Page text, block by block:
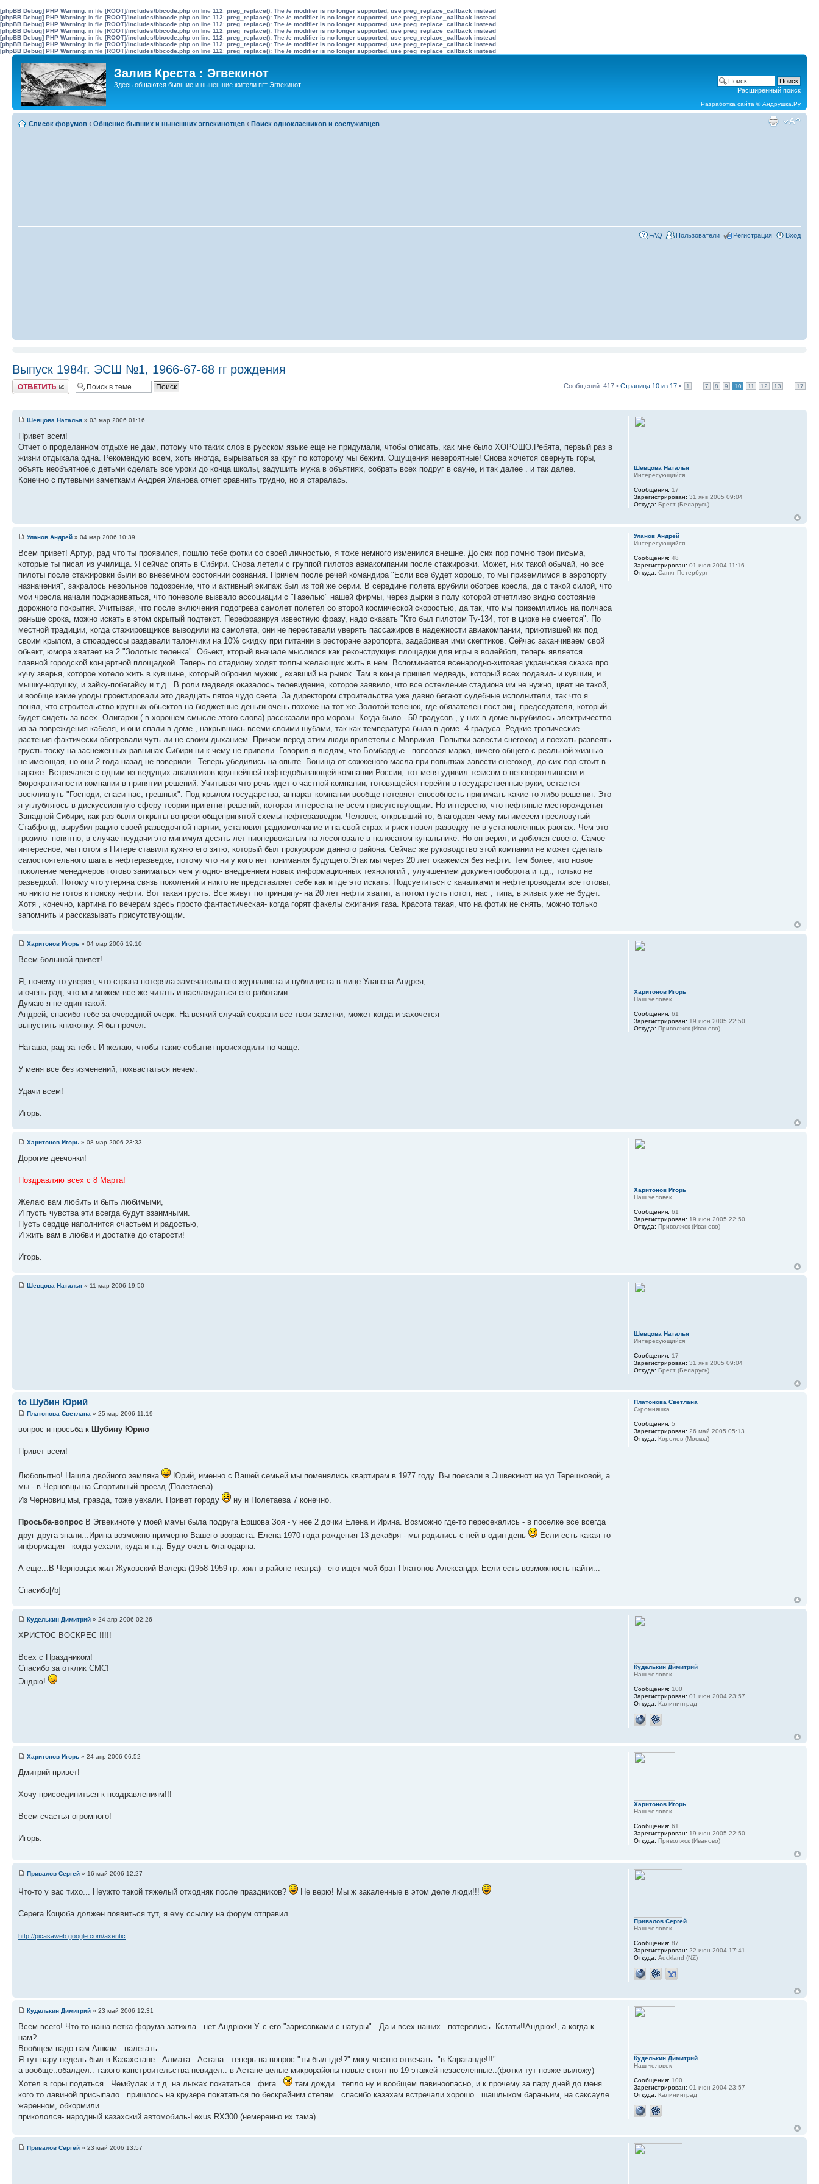
[phpBB Debug] PHP Warning: in file [ROOT]/includes/bbcode.php on line 112: preg_replace(): The /e modifier is no longer supported, use preg_replace_callback instead
[phpBB Debug] PHP Warning: in file [ROOT]/includes/bbcode.php on line 112: preg_replace(): The /e modifier is no longer supported, use preg_replace_callback instead
[phpBB Debug] PHP Warning: in file [ROOT]/includes/bbcode.php on line 112: preg_replace(): The /e modifier is no longer supported, use preg_replace_callback instead
[phpBB Debug] PHP Warning: in file [ROOT]/includes/bbcode.php on line 112: preg_replace(): The /e modifier is no longer supported, use preg_replace_callback instead
[phpBB Debug] PHP Warning: in file [ROOT]/includes/bbcode.php on line 112: preg_replace(): The /e modifier is no longer supported, use preg_replace_callback instead
[phpBB Debug] PHP Warning: in file [ROOT]/includes/bbcode.php on line 112: preg_replace(): The /e modifier is no longer supported, use preg_replace_callback instead
[phpBB Debug] PHP Warning: in file [ROOT]/includes/bbcode.php on line 112: preg_replace(): The /e modifier is no longer supported, use preg_replace_callback instead
Залив Креста : Эгвекинот
Здесь общаются бывшие и нынешние жители пгт Эгвекинот
Расширенный поиск
Разработка сайта ©Андрушка.Ру
Список форумов ‹ Общение бывших и нынешних эгвекинотцев ‹ Поиск однокласников и сослуживцев
FAQ Пользователи Регистрация Вход
Выпуск 1984г. ЭСШ №1, 1966-67-68 гг рождения
Ответить Сообщений: 417 • Страница 10 из 17 • 1 7 8 9 10 11 12 13 17
Шевцова Наталья » 03 мар 2006 01:16
Привет всем!
Отчет о проделанном отдыхе не дам, потому что таких слов в русском языке еще не придумали, чтобы описать, как мне было ХОРОШО.Ребята, первый раз в
жизни отдыхала одна. Рекомендую всем, хоть иногда, вырываться за круг по которому мы бежим. Ощущения невероятные! Снова хочется свернуть горы,
объять необъятное,с детьми сделать все уроки до конца школы, задушить мужа в объятиях, собрать всех подруг в сауне, и так далее . и так далее.
Конечно с путевыми заметками Андрея Уланова отчет сравнить трудно, но я старалась.
Шевцова Наталья
Интересующийся
Сообщения: 17
Зарегистрирован: 31 янв 2005 09:04
Откуда: Брест (Беларусь)
Уланов Андрей » 04 мар 2006 10:39
Всем привет! Артур, рад что ты проявился, пошлю тебе фотки со своей личностью, я тоже немного изменился внешне. До сих пор помню твои письма,
которые ты писал из училища. Я сейчас опять в Сибири. Снова летели с группой пилотов авиакомпании после стажировки. Может, них такой обычай, но все
пилоты после стажировки были во внеземном состоянии сознания. Причем после речей командира "Если все будет хорошо, то мы приземлимся в аэропорту
назначения", закралось невольное подозрение, что и активный экипаж был из той же серии. В середине полета врубили обогрев кресла, да с такой силой, что
мои чресла начали поджариваться, что поневоле вызвало ассоциации с "Газелью" нашей фирмы, через дырки в полу которой отчетливо видно состояние
дорожного покрытия. Учитывая, что после включения подогрева самолет полетел со второй космической скоростью, да так, что мы приземлились на полчаса
раньше срока, можно искать в этом скрытый подтекст. Перефразируя известную фразу, надо сказать "Кто был пилотом Ту-134, тот в цирке не смеется". По
местной традиции, когда стажировщиков выводили из самолета, они не переставали уверять пассажиров в надежности авиакомпании, приютившей их под
своим крылом, а стюардессы раздавали талончики на 10% скидку при питании в ресторане аэропорта, задабривая ими скептиков. Сейчас заканчиваем свой
обьект, юмора хватает на 2 "Золотых теленка". Обьект, кторый вначале мыслился как реконструкция площадки для игры в волейбол, теперь является
главной городской концертной площадкой. Теперь по стадиону ходят толпы желающих жить в нем. Вспоминается всенародно-хитовая украинская сказка про
кучу зверья, которое хотело жить в кувшине, который обронил мужик , ехавший на рынок. Там в конце пришел медведь, который всех подавил- и кувшин, и
мышку-норушку, и зайку-побегайку и т.д.. В роли медведя оказалось телевидение, которое заявило, что все остекление стадиона им не нужно, цвет не такой,
и вообще какие уроды проектировали это двадцать пятое чудо света. За директором строительства уже давно бегают судебные исполнители, так что я
понял, что строительство крупных обьектов на бюджетные деньги очень похоже на тот же Золотой теленок, где обязателен пост зиц- председателя, который
будет сидеть за всех. Олигархи ( в хорошем смысле этого слова) рассказали про морозы. Когда было - 50 градусов , у них в доме вырубилось электричество
из-за повреждения кабеля, и они спали в доме , накрывшись всеми своими шубами, так как температура была в доме -4 градуса. Редкие тропические
растения фактически обогревали чуть ли не своим дыханием. Причем перед этим люди прилетели с Маврикия. Попытки завести снегоход и поехать развеять
грусть-тоску на заснеженных равнинах Сибири ни к чему не привели. Говорил я людям, что Бомбардье - попсовая марка, ничего общего с реальной жизнью
не имеющая, но они 2 года назад не поверили . Теперь убедились на опыте. Вонища от сожженого масла при попытках завести снегоход, до сих пор стоит в
гараже. Встречался с одним из ведущих аналитиков крупнейшей нефтедобывающей компании России, тот меня удивил тезисом о неповоротливости и
бюрократичности компании в принятии решений. Учитывая что речь идет о частной компании, готовящейся перейти в государственные руки, остается
воскликнуть "Господи, спаси нас, грешных". Под крылом государства, аппарат компании вообще потеряет способность принимать какие-то либо решения. Это
я углубляюсь в дискуссионную сферу теории принятия решений, которая интересна не всем присутствующим. Но интересно, что нефтяные месторождения
Западной Сибири, как раз были открыты вопреки общепринятой схемы нефтеразведки. Человек, открывший то, благодаря чему мы имееем пресловутый
Стабфонд, вырубил рацию своей разведочной партии, установил радиомолчание и на свой страх и риск повел разведку не в установленных раонах. Чем это
грозило- понятно, в случае неудачи это минимум десять лет пионервожатым на лесоповале в полосатом купальнике. Но он верил, и добился своего. Самое
интересное, мы потом в Питере ставили кухню его зятю, который был прокурором данного района. Сейчас же руководство этой компании не может сделать
самостоятельного шага в нефтеразведке, потому что ни у кого нет понимания будущего.Этак мы через 20 лет окажемся без нефти. Тем более, что новое
поколение менеджеров готово заниматься чем угодно- внедрением новых информационных технологий , улучшением документооборота и т.д., только не
разведкой. Потому что утеряна связь поколений и никто не представляет себе как и где это искать. Подсуетиться с качалками и нефтепроводами все готовы,
но никто не готов к поиску нефти. Вот такая грусть. Все живут по принципу- на 20 лет нефти хватит, а потом пусть потоп, нас , типа, в живых уже не будет.
Хотя , конечно, картина по вечерам здесь просто фантастическая- когда горят факелы сжигания газа. Красота такая, что на фотик не снять, можно только
запомнить и рассказывать присутствующим.
Уланов Андрей
Интересующийся
Сообщения: 48
Зарегистрирован: 01 июл 2004 11:16
Откуда: Санкт-Петербург
Харитонов Игорь » 04 мар 2006 19:10
Всем большой привет!
Я, почему-то уверен, что страна потеряла замечательного журналиста и публициста в лице Уланова Андрея,
и очень рад, что мы можем все же читать и наслаждаться его работами.
Думаю я не один такой.
Андрей, спасибо тебе за очередной очерк. На всякий случай сохрани все твои заметки, может когда и захочется
выпустить книжонку. Я бы прочел.
Наташа, рад за тебя. И желаю, чтобы такие события происходили по чаще.
У меня все без изменений, похвастаться нечем.
Удачи всем!
Игорь.
Харитонов Игорь
Наш человек
Сообщения: 61
Зарегистрирован: 19 июн 2005 22:50
Откуда: Приволжск (Иваново)
Харитонов Игорь » 08 мар 2006 23:33
Дорогие девчонки!
Поздравляю всех с 8 Марта!
Желаю вам любить и быть любимыми,
И пусть чувства эти всегда будут взаимными.
Пусть сердце наполнится счастьем и радостью,
И жить вам в любви и достатке до старости!
Игорь.
Харитонов Игорь
Наш человек
Сообщения: 61
Зарегистрирован: 19 июн 2005 22:50
Откуда: Приволжск (Иваново)
Шевцова Наталья » 11 мар 2006 19:50
Шевцова Наталья
Интересующийся
Сообщения: 17
Зарегистрирован: 31 янв 2005 09:04
Откуда: Брест (Беларусь)
to Шубин Юрий
Платонова Светлана » 25 мар 2006 11:19
вопрос и просьба к Шубину Юрию
Привет всем!
Любопытно! Нашла двойного земляка
Юрий, именно с Вашей семьей мы поменялись квартирам в 1977 году. Вы поехали в Эшвекинот на ул.Терешковой, а
мы - в Черновцы на Спортивный проезд (Полетаева).
Из Черновиц мы, правда, тоже уехали. Привет городу
ну и Полетаева 7 конечно.
Просьба-вопрос В Эгвекиноте у моей мамы была подруга Ершова Зоя - у нее 2 дочки Елена и Ирина. Возможно где-то пересекались - в поселке все всегда
друг друга знали...Ирина возможно примерно Вашего возраста. Елена 1970 года рождения 13 декабря - мы родились с ней в один день
Если есть какая-то
информация - когда уехали, куда и т.д. Буду очень благодарна.
А еще...В Черновцах жил Жуковский Валера (1958-1959 гр. жил в районе театра) - его ищет мой брат Платонов Александр. Если есть возможность найти...
Спасибо[/b]
Платонова Светлана
Скромняшка
Сообщения: 5
Зарегистрирован: 26 май 2005 05:13
Откуда: Королев (Москва)
Куделькин Димитрий » 24 апр 2006 02:26
ХРИСТОС ВОСКРЕС !!!!!
Всех с Праздником!
Спасибо за отклик СМС!
Эндрю!
Куделькин Димитрий
Наш человек
Сообщения: 100
Зарегистрирован: 01 июн 2004 23:57
Откуда: Калининград
Харитонов Игорь » 24 апр 2006 06:52
Дмитрий привет!
Хочу присоединиться к поздравлениям!!!
Всем счастья огромного!
Игорь.
Харитонов Игорь
Наш человек
Сообщения: 61
Зарегистрирован: 19 июн 2005 22:50
Откуда: Приволжск (Иваново)
Привалов Сергей » 16 май 2006 12:27
Что-то у вас тихо... Неужто такой тяжелый отходняк после праздников? Не верю! Мы ж закаленные в этом деле люди!!!
Серега Коцюба должен появиться тут, я ему ссылку на форум отправил.
http://picasaweb.google.com/axentic
Привалов Сергей
Наш человек
Сообщения: 87
Зарегистрирован: 22 июн 2004 17:41
Откуда: Auckland (NZ)
Куделькин Димитрий » 23 май 2006 12:31
Всем всего! Что-то наша ветка форума затихла.. нет Андрюхи У. с его "зарисовками с натуры".. Да и всех наших.. потерялись..Кстати!!Андрюх!, а когда к
нам?
Вообщем надо нам Ашкам.. налегать..
Я тут пару недель был в Казахстане.. Алмата.. Астана.. теперь на вопрос "ты был где!?" могу честно отвечать -"в Караганде!!!"
а вообще..обалдел.. такого капстроительства невидел.. в Астане целые микрорайоны новые стоят по 19 этажей незаселенные..(фотки тут позже выложу)
Хотел в горы податься.. Чембулак и т.д. на лыжах покататься.. фига..
там дожди.. тепло ну и вообщем лавиноопасно, и к прочему за пару дней до меня
кого то лавиной присыпало.. пришлось на крузере покататься по бескрайним степям.. спасибо казахам встречали хорошо.. шашлыком бараньим, на саксауле
жаренном, обкормили..
прикололся- народный казахский автомобиль-Lexus RX300 (немеренно их тама)
Куделькин Димитрий
Наш человек
Сообщения: 100
Зарегистрирован: 01 июн 2004 23:57
Откуда: Калининград
Привалов Сергей » 23 май 2006 13:57